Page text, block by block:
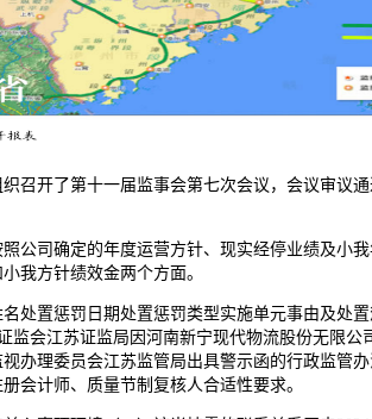
开了第十一届监事会第七次会议，会议审议通
司确定的年度运营方针、现实经停业绩及小我
我方针绩效金两个方面。
置惩罚日期处置惩罚类型实施单元事由及处置
监会江苏证监局因河南新宁现代物流股份无限公
办理委员会江苏监管局出具警示函的行政监管
会计师、质量节制复核人合适性要求。